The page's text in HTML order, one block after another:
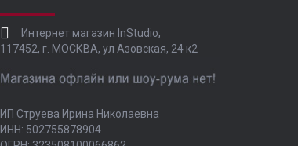
Интернет магазин InStudio,
117452, г. МОСКВА, ул Азовская, 24 к2
ИП Струева Ирина Николаевна
ИНН: 502755878904